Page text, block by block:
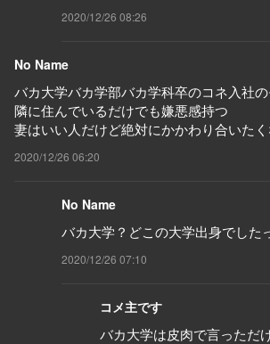
2020/12/26 08:26
No Name
バカ大学バカ学部バカ学科卒のコネ入社
隣に住んでいるだけでも嫌悪感持つ
妻はいい人だけど絶対にかかわり合いた
2020/12/26 06:20
No Name
バカ大学？どこの大学出身でした
2020/12/26 07:10
コメ主です
バカ大学は皮肉で言っただ